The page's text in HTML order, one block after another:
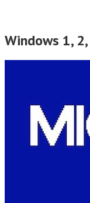
Windows 1,